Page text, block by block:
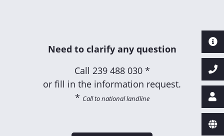
Need to clarify any question
Call 239 488 030 *
or fill in the information request.
* Call to national landline